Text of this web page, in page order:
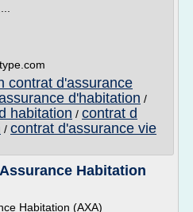
contrat d'assurance
d'habitation /
habitation / contrat d
/ contrat d'assurance vie
Habitation
Habitation (AXA)